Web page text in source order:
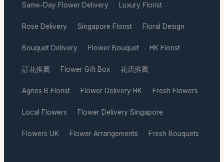
Same-Day Flower Delivery · Luxury Florist ·
Rose Delivery · Singapore Florist · Floral Design ·
Bouquet Delivery · Flower Bouquet · HK Florist ·
訂花推薦 · Flower Gift Box · 花店推薦 ·
Agnes B Florist · Flower Delivery HK · Fresh Flowers ·
Local Flowers · Flower Delivery Singapore ·
Flowers UK · Flower Arrangements · Fresh Bouquets